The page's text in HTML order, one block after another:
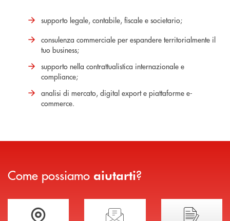
supporto legale, contabile, fiscale e societario;
consulenza commerciale per espandere territorialmente il
tuo business;
supporto nella contrattualistica internazionale e
compliance;
analisi di mercato, digital export e piattaforme e-
commerce.
Come possiamo aiutarti?
Trova la filiale più vicina a teHai bisogno di assistenza immediata?
Hai bisogno di